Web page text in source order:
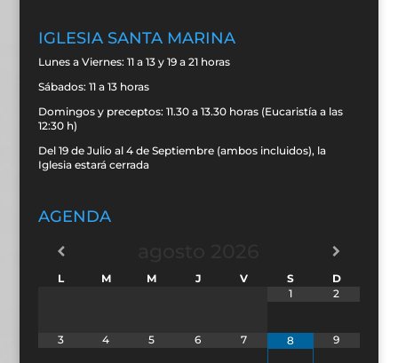
IGLESIA SANTA MARINA
Lunes a Viernes: 11 a 13 y 19 a 21 horas
Sábados: 11 a 13 horas
Domingos y preceptos: 11.30 a 13.30 horas (Eucaristía a las
12:30 h)
Del 19 de Julio al 4 de Septiembre (ambos incluidos), la
Iglesia estará cerrada
AGENDA
L M M J V S
D
1
2
3 4 5 6 7 8 9